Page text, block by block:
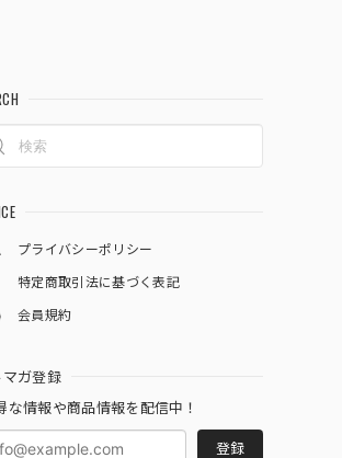
プライバシーポリシー
特定商取引法に基づく表記
会員規約
ガ登録
な情報や商品情報を配信中！
登録